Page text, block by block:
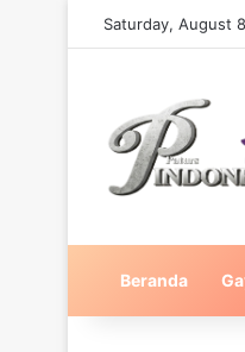
Saturday, August
Beranda